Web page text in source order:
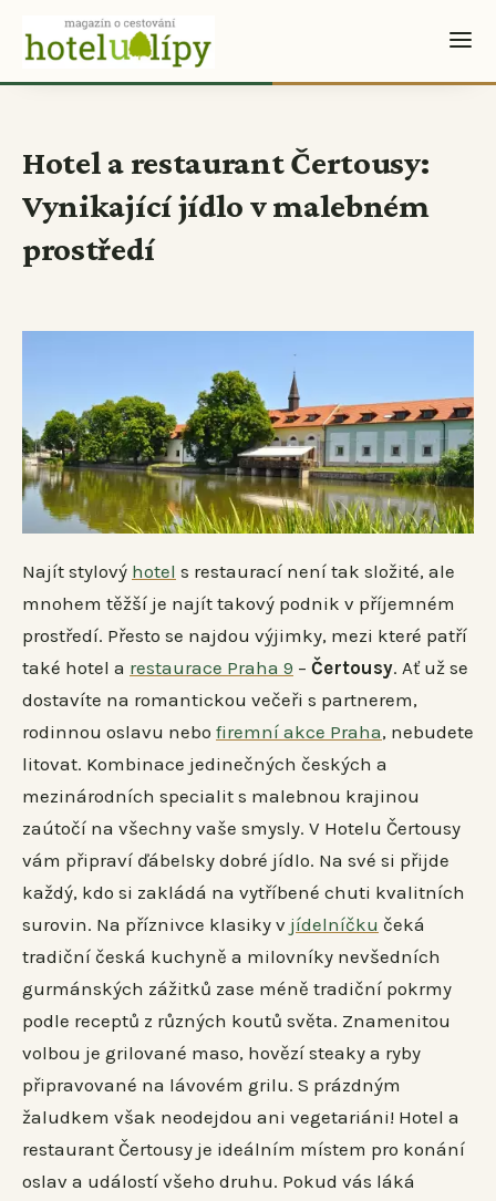
Hotel a restaurant Čertousy:
Vynikající jídlo v malebném
prostředí
Najít stylový hotel s restaurací není tak složité, ale
mnohem těžší je najít takový podnik v příjemném
prostředí. Přesto se najdou výjimky, mezi které patří
také hotel a restaurace Praha 9 – Čertousy. Ať už se
dostavíte na romantickou večeři s partnerem,
rodinnou oslavu nebo firemní akce Praha, nebudete
litovat. Kombinace jedinečných českých a
mezinárodních specialit s malebnou krajinou
zaútočí na všechny vaše smysly. V Hotelu Čertousy
vám připraví ďábelsky dobré jídlo. Na své si přijde
každý, kdo si zakládá na vytříbené chuti kvalitních
surovin. Na příznivce klasiky v jídelníčku čeká
tradiční česká kuchyně a milovníky nevšedních
gurmánských zážitků zase méně tradiční pokrmy
podle receptů z různých koutů světa. Znamenitou
volbou je grilované maso, hovězí steaky a ryby
připravované na lávovém grilu. S prázdným
žaludkem však neodejdou ani vegetariáni! Hotel a
restaurant Čertousy je ideálním místem pro konání
oslav a událostí všeho druhu. Pokud vás láká